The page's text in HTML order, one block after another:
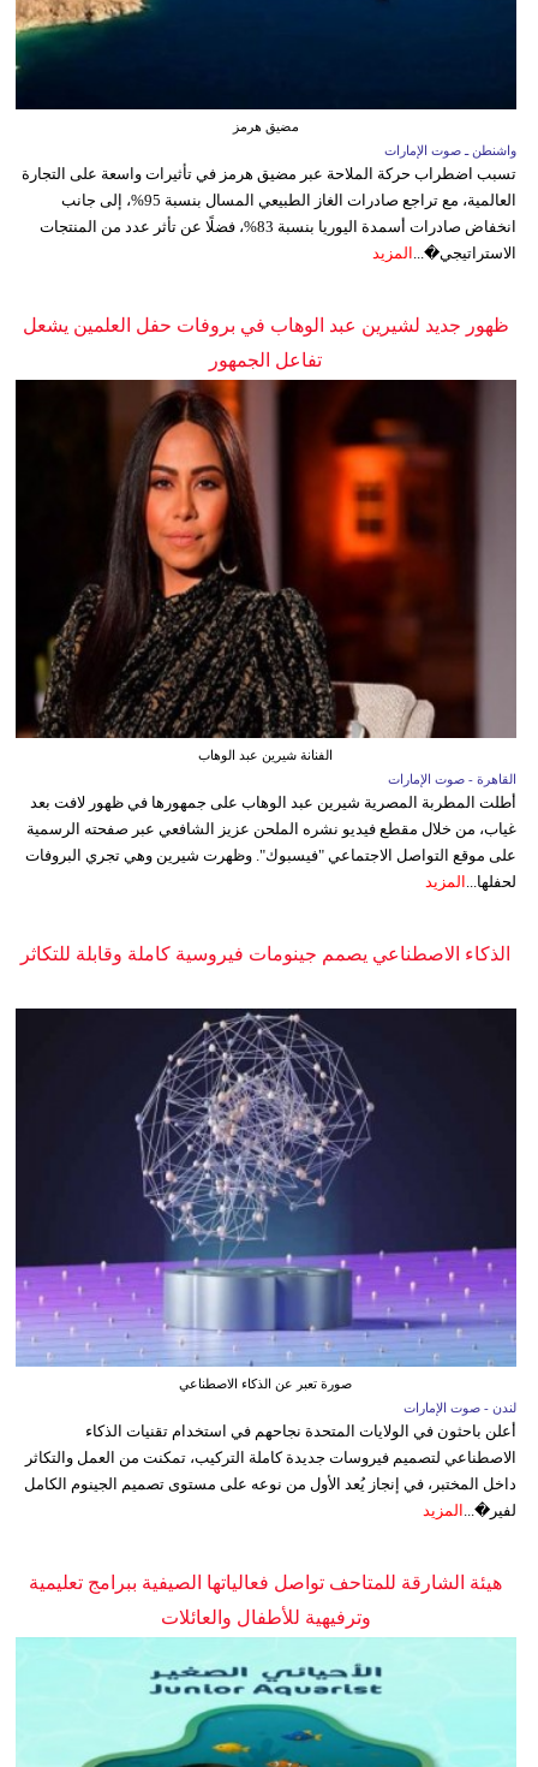
مضيق هرمز
واشنطن ـ صوت الإمارات
تسبب اضطراب حركة الملاحة عبر مضيق هرمز في تأثيرات واسعة على التجارة
العالمية، مع تراجع صادرات الغاز الطبيعي المسال بنسبة 95%، إلى جانب
انخفاض صادرات أسمدة اليوريا بنسبة 83%، فضلًا عن تأثر عدد من المنتجات
الاستراتيجي�... المزيد
ظهور جديد لشيرين عبد الوهاب في بروفات حفل العلمين يشعل
تفاعل الجمهور
الفنانة شيرين عبد الوهاب
القاهرة - صوت الإمارات
أطلت المطربة المصرية شيرين عبد الوهاب على جمهورها في ظهور لافت بعد
غياب، من خلال مقطع فيديو نشره الملحن عزيز الشافعي عبر صفحته الرسمية
على موقع التواصل الاجتماعي "فيسبوك". وظهرت شيرين وهي تجري البروفات
لحفلها... المزيد
الذكاء الاصطناعي يصمم جينومات فيروسية كاملة وقابلة للتكاثر
صورة تعبر عن الذكاء الاصطناعي
لندن - صوت الإمارات
أعلن باحثون في الولايات المتحدة نجاحهم في استخدام تقنيات الذكاء
الاصطناعي لتصميم فيروسات جديدة كاملة التركيب، تمكنت من العمل والتكاثر
داخل المختبر، في إنجاز يُعد الأول من نوعه على مستوى تصميم الجينوم الكامل
لفير�...
المزيد
هيئة الشارقة للمتاحف تواصل فعالياتها الصيفية ببرامج تعليمية
وترفيهية للأطفال والعائلات